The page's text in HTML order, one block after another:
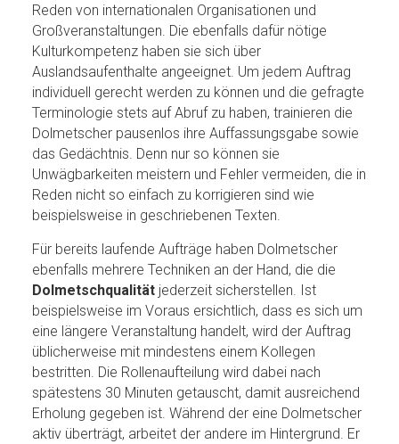
Reden von internationalen Organisationen und
Großveranstaltungen. Die ebenfalls dafür nötige
Kulturkompetenz haben sie sich über
Auslandsaufenthalte angeeignet. Um jedem Auftrag
individuell gerecht werden zu können und die gefragte
Terminologie stets auf Abruf zu haben, trainieren die
Dolmetscher pausenlos ihre Auffassungsgabe sowie
das Gedächtnis. Denn nur so können sie
Unwägbarkeiten meistern und Fehler vermeiden, die in
Reden nicht so einfach zu korrigieren sind wie
beispielsweise in geschriebenen Texten.
Für bereits laufende Aufträge haben Dolmetscher
ebenfalls mehrere Techniken an der Hand, die die
Dolmetschqualität jederzeit sicherstellen. Ist
beispielsweise im Voraus ersichtlich, dass es sich um
eine längere Veranstaltung handelt, wird der Auftrag
üblicherweise mit mindestens einem Kollegen
bestritten. Die Rollenaufteilung wird dabei nach
spätestens 30 Minuten getauscht, damit ausreichend
Erholung gegeben ist. Während der eine Dolmetscher
aktiv überträgt, arbeitet der andere im Hintergrund. Er